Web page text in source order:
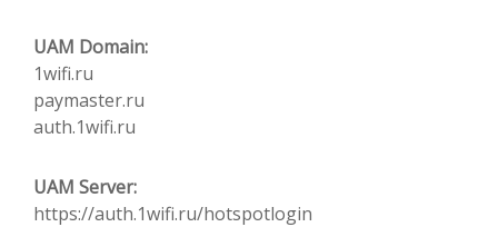
UAM Domain:
1wifi.ru
paymaster.ru
auth.1wifi.ru
UAM Server:
https://auth.1wifi.ru/hotspotlogin